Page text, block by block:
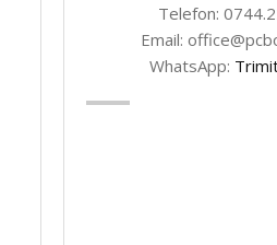
Telefon:
Email:
WhatsApp: